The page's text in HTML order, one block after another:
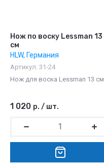
Нож по воску Lessman 13
см
HLW, Германия
Артикул: 31-24
Нож для воска Lessman 13 см
1 020 р. / шт.